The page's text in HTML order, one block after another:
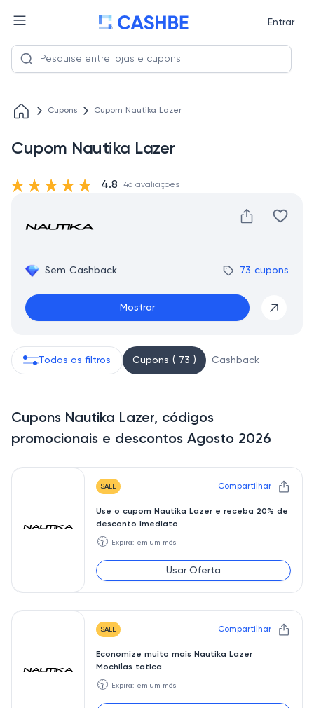
Entrar
Cupons Cupom Nautika Lazer
Cupom Nautika Lazer
Sem Cashback 73 cupons
Mostrar
4.8 46 avaliações
Todos os filtros Cupons ( 73 ) Cashback
Cupons Nautika Lazer, códigos
promocionais e descontos Agosto 2026
SALE Compartilhar
Use o cupom Nautika Lazer e receba 20% de
desconto imediato
🕥 Expira: em um mês
Usar Oferta
SALE Compartilhar
Economize muito mais Nautika Lazer
Mochilas tatica
🕥 Expira: em um mês